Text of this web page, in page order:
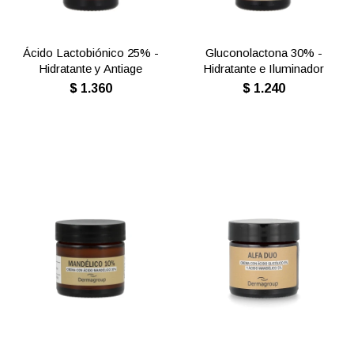
Ácido Lactobiónico 25% -
Hidratante y Antiage
$ 1.360
Gluconolactona 30% -
Hidratante e Iluminador
$ 1.240